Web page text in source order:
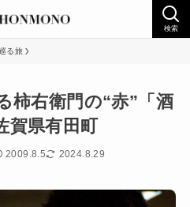
検索
る旅
柿右衛門の“赤”「酒
賀県有田町
2009.8.5 2024.8.29